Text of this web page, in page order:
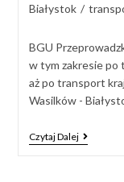
Białystok /
BGU
w tym zakresie po
aż po transport
Wasilków -
Czytaj Dalej